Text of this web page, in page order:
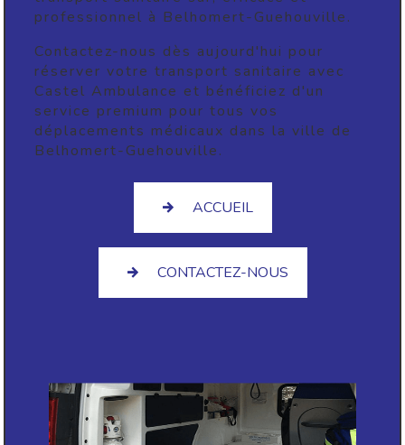
professionnel à Belhomert-Guehouville.
Contactez-nous dès aujourd'hui pour
réserver votre transport sanitaire avec
Castel Ambulance et bénéficiez d'un
service premium pour tous vos
déplacements médicaux dans la ville de
Belhomert-Guehouville.
ACCUEIL
CONTACTEZ-NOUS